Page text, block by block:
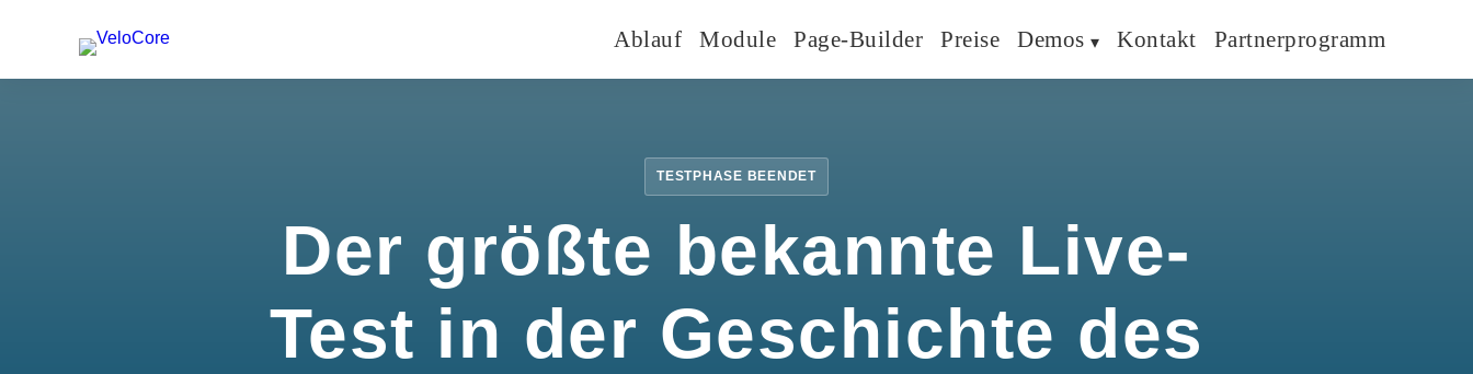
Ablauf Module Page-Builder Preise Demos Kontakt Partnerprogramm
TESTPHASE BEENDET
Der größte bekannte Live-
Test in der Geschichte des